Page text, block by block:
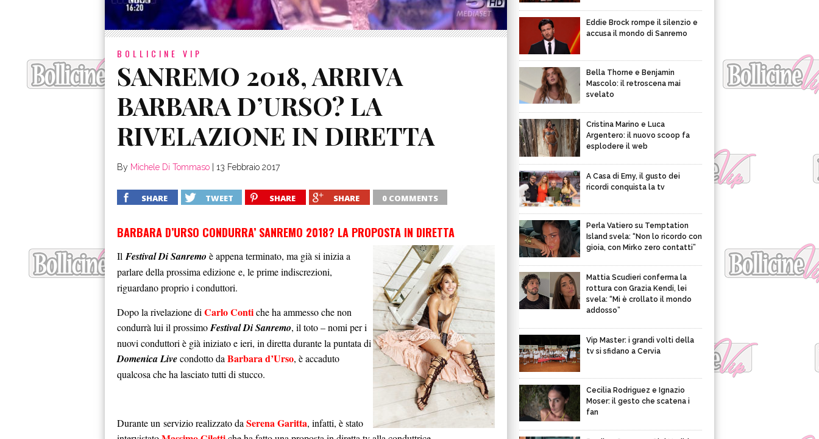
BOLLICINE VIP
SANREMO 2018, ARRIVA
BARBARA D’URSO? LA
RIVELAZIONE IN DIRETTA
By Michele Di Tommaso 13 Febbraio 2017
SHARE TWEET SHARE SHARE 0 COMMENTS
BARBARA D’URSO CONDURRA’ SANREMO 2018? LA PROPOSTA IN DIRETTA
Il Festival Di Sanremo è appena terminato, ma già si inizia a
parlare della prossima edizione e, le prime indiscrezioni,
riguardano proprio i conduttori.
Dopo la rivelazione di Carlo Contiche ha ammesso che non
condurrà lui il prossimoFestival Di Sanremo, il toto – nomi per i
nuovi conduttori è già iniziato e ieri, in diretta durante la puntata di
Domenica Livecondotto da Barbara d’Urso, è accaduto
qualcosa che ha lasciato tutti di stucco.
Durante un servizio realizzato da Serena Garitta, infatti, è stato
Eddie Brock rompe il silenzio e
accusa il mondo di Sanremo
Bella Thorne e Benjamin
Mascolo: il retroscena mai
svelato
Cristina Marino e Luca
Argentero: il nuovo scoop fa
esplodere il web
A Casa di Emy, il gusto dei
ricordi conquista la tv
Perla Vatiero su Temptation
Island svela: “Non lo ricordo con
gioia, con Mirko zero contatti”
Mattia Scudieri conferma la
rottura con Grazia Kendi, lei
svela: “Mi è crollato il mondo
addosso”
Vip Master: i grandi volti della
tv si sfidano a Cervia
Cecilia Rodriguez e Ignazio
Moser: il gesto che scatena i
fan